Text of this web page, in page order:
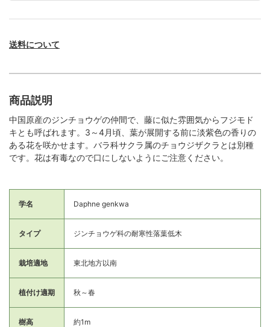
送料について
商品説明
中国原産のジンチョウゲの仲間で、藤に似た雰囲気からフジモド
キとも呼ばれます。3～4月頃、葉が展開する前に淡紫色の香りの
ある花を咲かせます。バラ科サクラ属のチョウジザクラとは別種
です。花は有毒なので口にしないようにご注意ください。
学名 Daphne genkwa
タイプ ジンチョウゲ科の耐寒性落葉低木
栽培適地 東北地方以南
植付け適期 秋～春
樹高 約1m